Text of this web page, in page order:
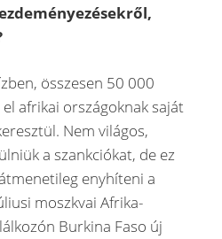
összesen 50 000
afrikai országoknak saját
Nem világos,
a szankciókat, de ez
enyhíteni a
moszkvai Afrika-
Burkina Faso új